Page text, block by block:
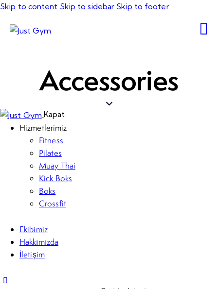
Skip to content Skip to sidebar Skip to footer
Accessories
Kapat
Hizmetlerimiz
Fitness
Pilates
Muay Thai
Kick Boks
Boks
Crossfit
Ekibimiz
Hakkımızda
İletişim